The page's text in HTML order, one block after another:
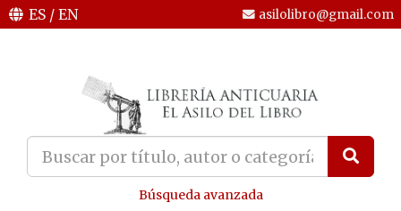
ES / EN asilolibro@gmail.com
Búsqueda avanzada